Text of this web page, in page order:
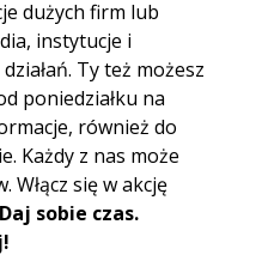
dużych firm lub
instytucje i
Ty też możesz
poniedziałku na
również do
Każdy z nas może
Włącz się w akcję
sobie czas.